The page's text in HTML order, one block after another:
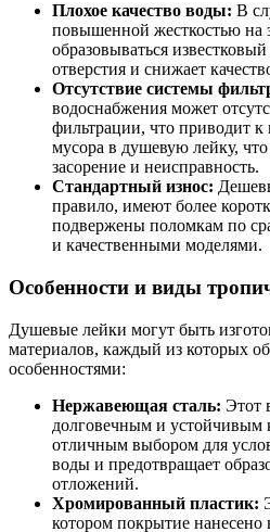
Плохое качество воды: В
повышенной жесткостью на
образовываться
отверстия и снижает
Отсутствие системы
водоснабжения может
фильтрации, что приводит
мусора в душевую лейку,
засорение и неисправность.
Стандартный износ:
правило, имеют более
подвержены поломкам по
и качественными моделями.
Особенности и виды
Душевые лейки могут быть
материалов, каждый из которых
особенностями:
Нержавеющая сталь: Этот
долговечным и устойчивым
отличным выбором для
воды и предотвращает
отложений.
Хромированный пластик:
котором покрытие нанесено